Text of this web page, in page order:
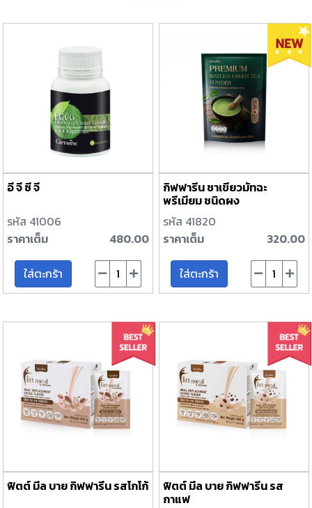
อี จี ซี จี
รหัส 41006
ราคาเต็ม
480.00
ใส่ตะกร้า
กิฟฟารีน ชาเขียวมัทฉะ
พรีเมียม ชนิดผง
รหัส 41820
ราคาเต็ม
320.00
ใส่ตะกร้า
ฟิตต์ มีล บาย กิฟฟารีน รสโกโก้ ฟิตต์ มีล บาย กิฟฟารีน รส
กาแฟ